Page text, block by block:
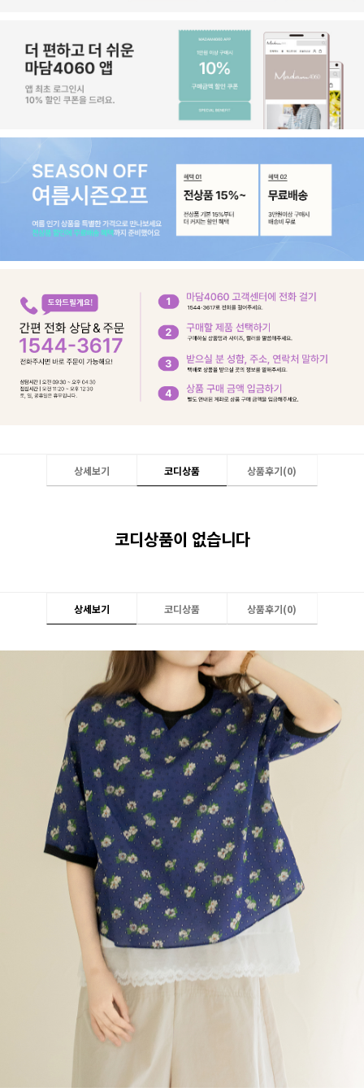
상세보기 코디상품 상품후기(0)
코디상품이 없습니다
상세보기 코디상품 상품후기(0)